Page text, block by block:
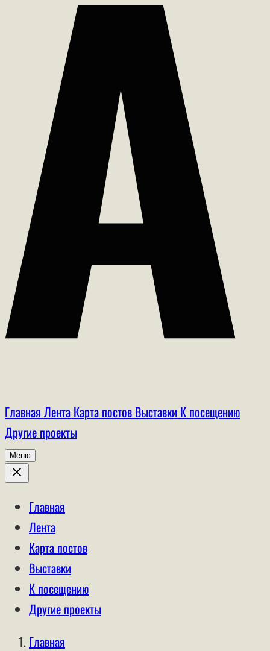
Главная Лента Карта постов Выставки К посещению
Другие проекты
Меню
Главная
Лента
Карта постов
Выставки
К посещению
Другие проекты
Главная